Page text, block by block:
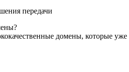
передачи
домены, которые